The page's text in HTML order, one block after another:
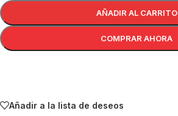
AÑADIR AL CARRITO
COMPRAR AHORA
Añadir a la lista de deseos